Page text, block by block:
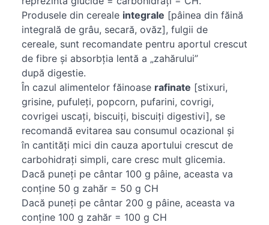
Produsele din cereale integrale [pâinea din făină
integrală de grâu, secară, ovăz], fulgii de
cereale, sunt recomandate pentru aportul crescut
de fibre și absorbția lentă a „zahărului”
după digestie.
În cazul alimentelor făinoase rafinate [stixuri,
grisine, pufuleți, popcorn, pufarini, covrigi,
covrigei uscați, biscuiți, biscuiți digestivi], se
recomandă evitarea sau consumul ocazional și
în cantități mici din cauza aportului crescut de
carbohidrați simpli, care cresc mult glicemia.
Dacă puneți pe cântar 100 g pâine, aceasta va
conține 50 g zahăr = 50 g CH
Dacă puneți pe cântar 200 g pâine, aceasta va
conține 100 g zahăr = 100 g CH